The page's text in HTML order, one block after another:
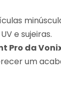
e sujeiras.
Pro da
um